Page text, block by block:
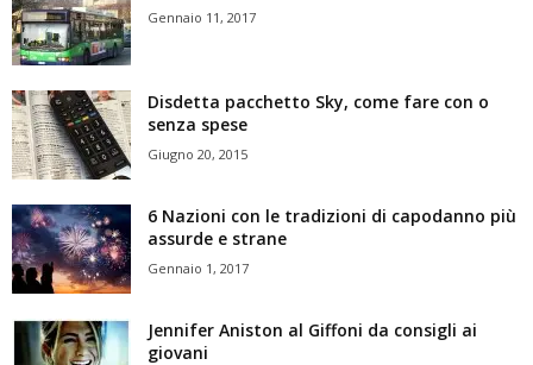
Gennaio 11, 2017
Disdetta pacchetto Sky, come fare con o
senza spese
Giugno 20, 2015
6 Nazioni con le tradizioni di capodanno più
assurde e strane
Gennaio 1, 2017
Jennifer Aniston al Giffoni da consigli ai
giovani